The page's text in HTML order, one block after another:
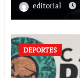
editorial
DEPORTES